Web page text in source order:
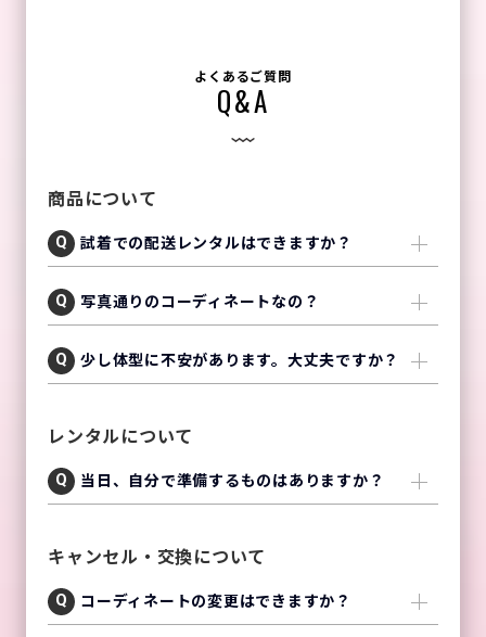
よくあるご質問
Q&A
商品について
試着での配送レンタルはできますか？
写真通りのコーディネートなの？
少し体型に不安があります。大丈夫ですか？
レンタルについて
当日、自分で準備するものはありますか？
キャンセル・交換について
コーディネートの変更はできますか？